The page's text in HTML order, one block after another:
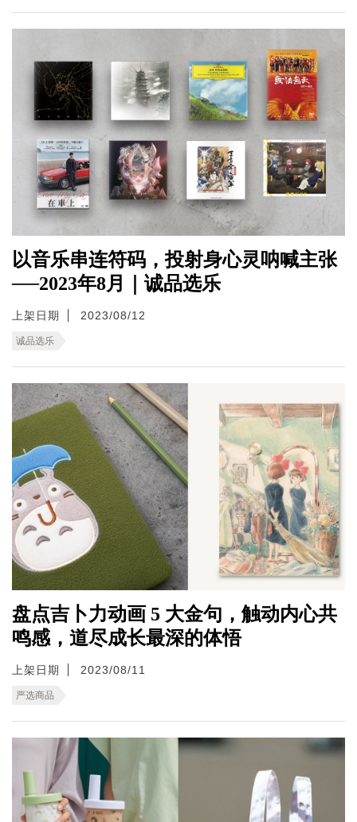
以音乐串连符码，投射身心灵呐喊主张
──2023年8月｜诚品选乐
上架日期 2023/08/12
诚品选乐
盘点吉卜力动画 5 大金句，触动内心共
鸣感，道尽成长最深的体悟
上架日期 2023/08/11
严选商品